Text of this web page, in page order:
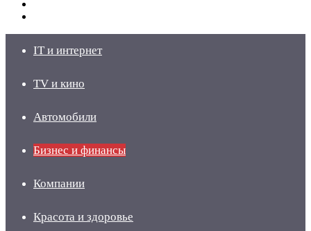
IT и интернет
TV и кино
Автомобили
Бизнес и финансы
Компании
Красота и здоровье